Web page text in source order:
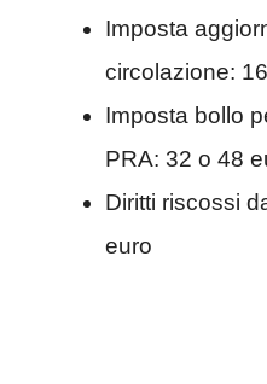
Imposta
circolazione:
Imposta bollo
PRA: 32 o 48
Diritti riscossi
euro